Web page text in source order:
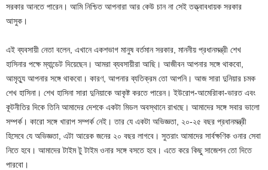
সরকার আনতে পারেন। আমি নিশ্চিত আপনারা আর কেউ চান না সেই তত্ত্বাবধায়ক সরকার
আসুক।
এই ব্যবসায়ী নেতা বলেন, এখানে একশভাগ মানুষ বর্তমান সরকার, মাননীয় প্রধানমন্ত্রী শেখ
হাসিনার পক্ষে ম্যান্ডেট দিয়েছেন। আমরা ব্যবসায়ীরা আছি। আজীবন আপনার সঙ্গে থাকবো,
আমৃত্যু আপনার সঙ্গে থাকবো। কারণ, আপনার ব্যতিক্রম তো আপনি। আজ সারা দুনিয়ার চমক
শেখ হাসিনা। শেখ হাসিনা সারা দুনিয়াকে আকৃষ্ট করতে পারেন। ইউরোপ-আমেরিাকা-ভারত এবং
কূটনীতির দিকে তিনি আমাদের দেশকে একটা মিডল অবস্থানে রাখছে। আমাদের সঙ্গে সবার ভালো
সম্পর্ক। কারো সঙ্গে খারাপ সম্পর্ক নেই। তার যে একটা অভিজ্ঞতা, ২০-২৫ বছর প্রধানমন্ত্রী
হিসেবে যে অভিজ্ঞতা, এটা আরেক জনের ২০ বছর লাগবে। সুতরাং আমাদের সার্বক্ষণিক ওনার সেবা
নিতে হবে। আমাদের টাইম টু টাইম ওনার সঙ্গে বসতে হবে। এতে করে কিছু সাজেশন তো দিতে
পারবো।